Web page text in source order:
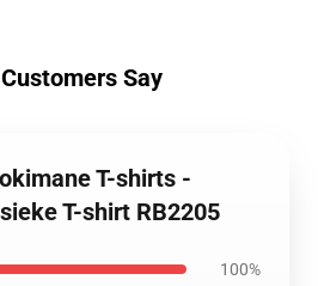
Say
T-shirts -
T-shirt RB2205
100%